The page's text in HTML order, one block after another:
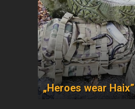
„Heroes wear Haix”